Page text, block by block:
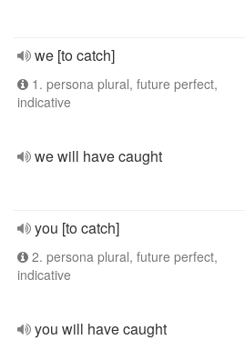
we [to catch]
1. persona plural, future perfect,
indicative
we will have caught
you [to catch]
2. persona plural, future perfect,
indicative
you will have caught